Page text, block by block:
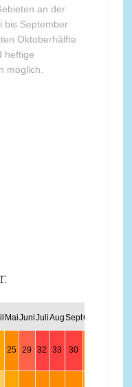
an der
bis September
Oktoberhälfte
heftige
möglich.
MaiJuniJuliAugSeptOkt
25 29 32 33 30